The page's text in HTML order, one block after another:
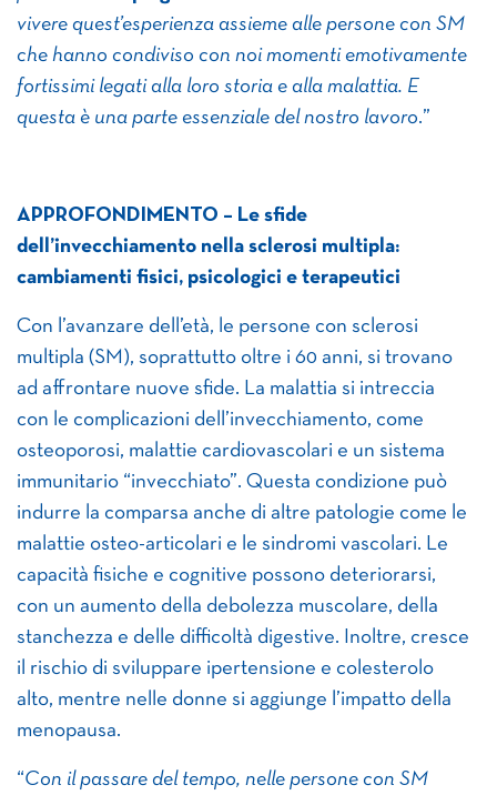
vivere quest’esperienza assieme alle persone con SM
che hanno condiviso con noi momenti emotivamente
fortissimi legati alla loro storia e alla malattia. E
questa è una parte essenziale del nostro lavoro.”
APPROFONDIMENTO – Le sfide
dell’invecchiamento nella sclerosi multipla:
cambiamenti fisici, psicologici e terapeutici
Con l’avanzare dell’età, le persone con sclerosi
multipla (SM), soprattutto oltre i 60 anni, si trovano
ad affrontare nuove sfide. La malattia si intreccia
con le complicazioni dell’invecchiamento, come
osteoporosi, malattie cardiovascolari e un sistema
immunitario “invecchiato”. Questa condizione può
indurre la comparsa anche di altre patologie come le
malattie osteo-articolari e le sindromi vascolari. Le
capacità fisiche e cognitive possono deteriorarsi,
con un aumento della debolezza muscolare, della
stanchezza e delle difficoltà digestive. Inoltre, cresce
il rischio di sviluppare ipertensione e colesterolo
alto, mentre nelle donne si aggiunge l’impatto della
menopausa.
“Con il passare del tempo, nelle persone con SM